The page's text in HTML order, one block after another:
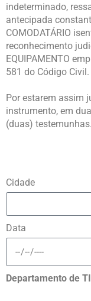
indeterminado,
antecipada
COMODATÁRIO
reconhecimento
EQUIPAMENTO
581 do Código Civil.
Por estarem assim
instrumento, em
(duas) testemunhas.
Cidade
Data
Departamento de